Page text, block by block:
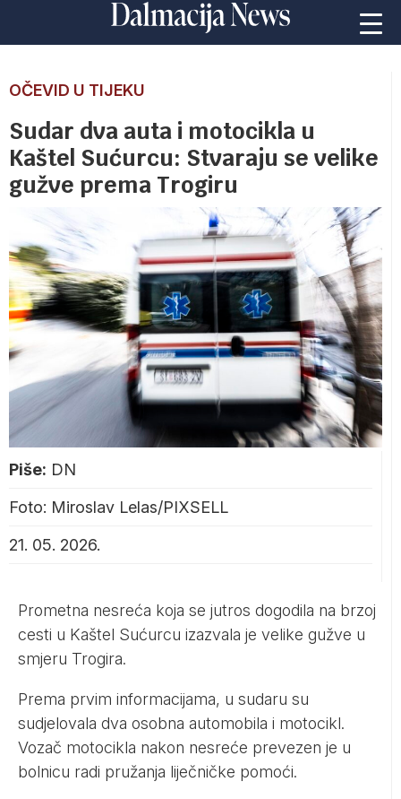
OČEVID U TIJEKU
Sudar dva auta i motocikla u
Kaštel Sućurcu: Stvaraju se velike
gužve prema Trogiru
Piše: DN
Foto: Miroslav Lelas/PIXSELL
21. 05. 2026.
Prometna nesreća koja se jutros dogodila na brzoj
cesti u Kaštel Sućurcu izazvala je velike gužve u
smjeru Trogira.
Prema prvim informacijama, u sudaru su
sudjelovala dva osobna automobila i motocikl.
Vozač motocikla nakon nesreće prevezen je u
bolnicu radi pružanja liječničke pomoći.